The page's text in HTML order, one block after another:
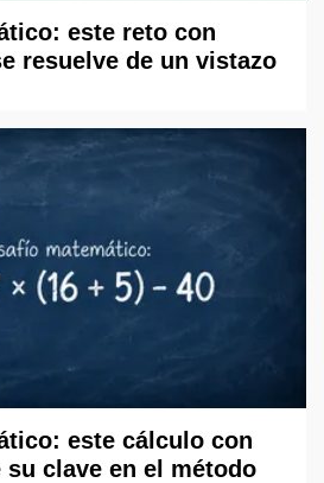
este reto con
resuelve de un vistazo
este cálculo con
clave en el método